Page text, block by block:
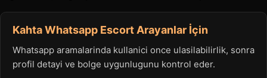
Kahta Whatsapp Escort Arayanlar İçin
Whatsapp aramalarinda kullanici once ulasilabilirlik, sonra
profil detayi ve bolge uygunlugunu kontrol eder.